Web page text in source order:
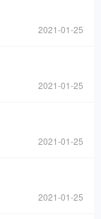
2021-01-25
2021-01-25
2021-01-25
2021-01-25